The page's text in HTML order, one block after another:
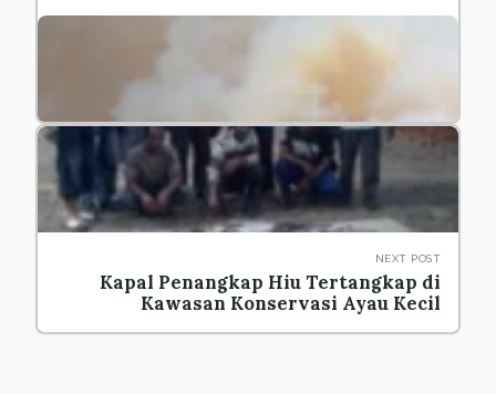
NEXT POST
Kapal Penangkap Hiu Tertangkap di
Kawasan Konservasi Ayau Kecil